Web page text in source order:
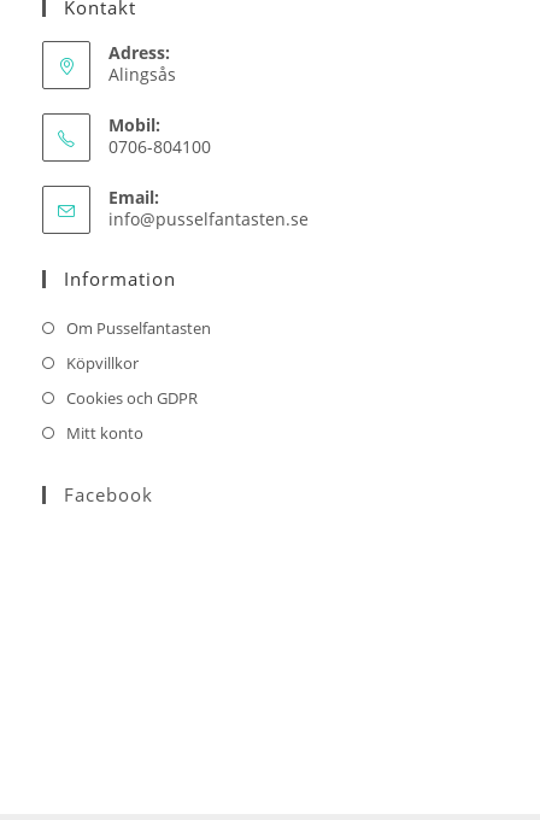
Kontakt
Adress:
Alingsås
Mobil:
0706-804100
Email:
info@pusselfantasten.se
Information
Om Pusselfantasten
Köpvillkor
Cookies och GDPR
Mitt konto
Facebook